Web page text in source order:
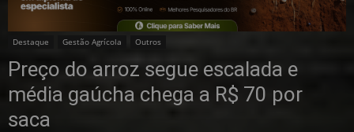
Destaque Gestão Agrícola Outros
Preço do arroz segue escalada e
média gaúcha chega a R$ 70 por
saca